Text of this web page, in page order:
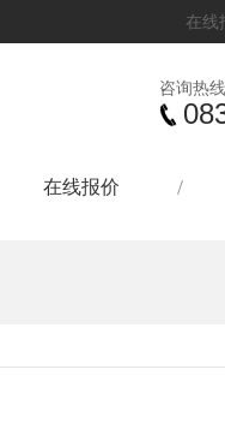
在线
咨询热线
在线报价